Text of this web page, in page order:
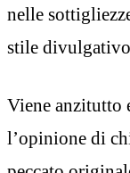
nelle
stile
Viene anzitutto
l’opinione di